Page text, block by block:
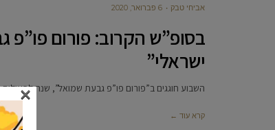
אביחי טבק 6 פברואר, 2020
בסופ”ש הקרוב: פורום
ישראלי”
השבוע חוגגים ב”פורום פו”פ גבעת שמואל”, שנה
קרא עוד ←
×